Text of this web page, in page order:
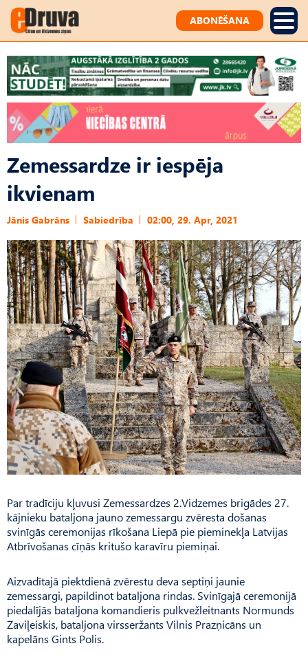
ABONĒŠANA
Zemessardze ir iespēja
ikvienam
Jānis Gabrāns Sabiedrība 02:00, 29. Apr, 2021
Par tradīciju kļuvusi Zemessardzes 2.Vidzemes brigādes 27.
kājnieku bataljona jauno zemessargu zvēresta došanas
svinīgās ceremonijas rīkošana Liepā pie pieminekļa Latvijas
Atbrīvošanas cīņās kritušo karavīru piemiņai.
Aizvadītajā piektdienā zvērestu deva septiņi jaunie
zemessargi, papildinot bataljona rindas. Svinīgajā ceremonijā
piedalījās bataljona komandieris pulk­vežleitnants Normunds
Zavi­ļeiskis, bataljona virsseržants Vilnis Prazņicāns un
kapelāns Gints Polis.